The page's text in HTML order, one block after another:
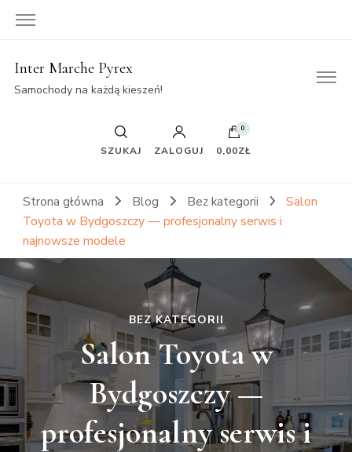
Inter Marche Pyrex
Samochody na każdą kieszeń!
SZUKAJ ZALOGUJ
0
0,00ZŁ
Strona główna Blog Bez kategorii
Salon
Toyota w Bydgoszczy — profesjonalny serwis i
najnowsze modele
BEZ KATEGORII
Salon Toyota w
Bydgoszczy —
profesjonalny serwis i